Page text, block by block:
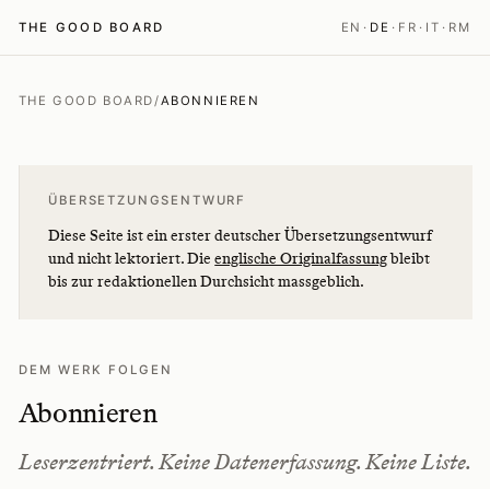
THE GOOD BOARD EN · DE · FR · IT · RM
THE GOOD BOARD/ABONNIEREN
ÜBERSETZUNGSENTWURF
Diese Seite ist ein erster deutscher Übersetzungsentwurf
und nicht lektoriert. Dieenglische Originalfassungbleibt
bis zur redaktionellen Durchsicht massgeblich.
DEM WERK FOLGEN
Abonnieren
Leserzentriert. Keine Datenerfassung. Keine Liste.